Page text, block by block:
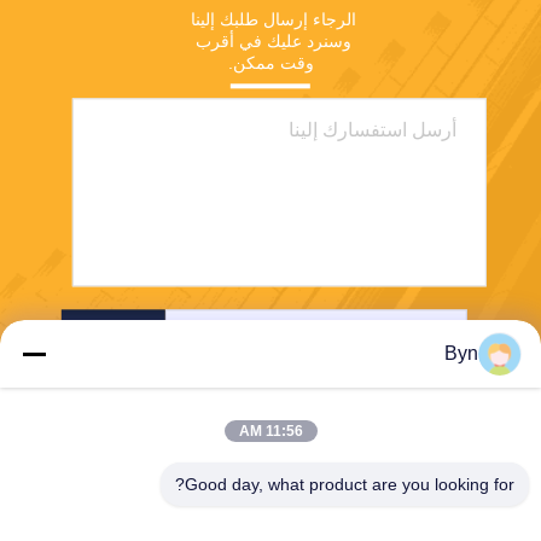
وقت ممكن.
Byn
11:56 AM
Good day, what product are you looking for?